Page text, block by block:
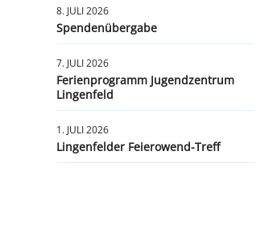
8. JULI 2026
Spendenübergabe
7. JULI 2026
Ferienprogramm Jugendzentrum
Lingenfeld
1. JULI 2026
Lingenfelder Feierowend-Treff